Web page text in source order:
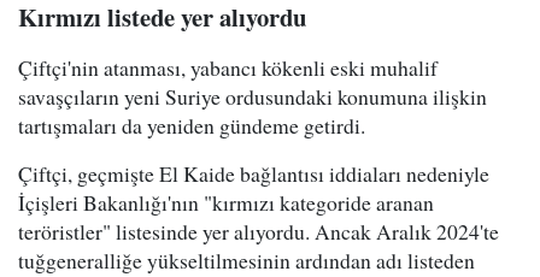
Kırmızı listede yer alıyordu
Çiftçi'nin atanması, yabancı kökenli eski muhalif
savaşçıların yeni Suriye ordusundaki konumuna ilişkin
tartışmaları da yeniden gündeme getirdi.
Çiftçi, geçmişte El Kaide bağlantısı iddiaları nedeniyle
İçişleri Bakanlığı'nın "kırmızı kategoride aranan
teröristler" listesinde yer alıyordu. Ancak Aralık 2024'te
tuğgeneralliğe yükseltilmesinin ardından adı listeden